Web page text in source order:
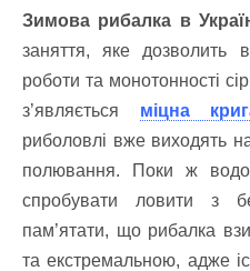
Зимова рибалка в
заняття, яке дозволить
роботи та монотонності
з’являється міцна
риболовлі вже виходять
полювання. Поки ж
спробувати ловити з
пам’ятати, що рибалка
та екстремальною, адже